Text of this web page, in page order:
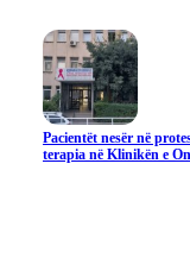
Pacientët nesër në
terapia në Klinikën e